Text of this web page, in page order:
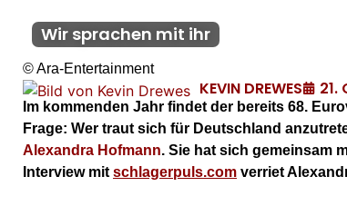
Wir sprachen mit ihr
© Ara-Entertainment
KEVIN DREWES 21.
Im kommenden Jahr findet der bereits 68.
Frage: Wer traut sich für Deutschland
Alexandra Hofmann. Sie hat sich gemeinsam
Interview mit schlagerpuls.com verriet